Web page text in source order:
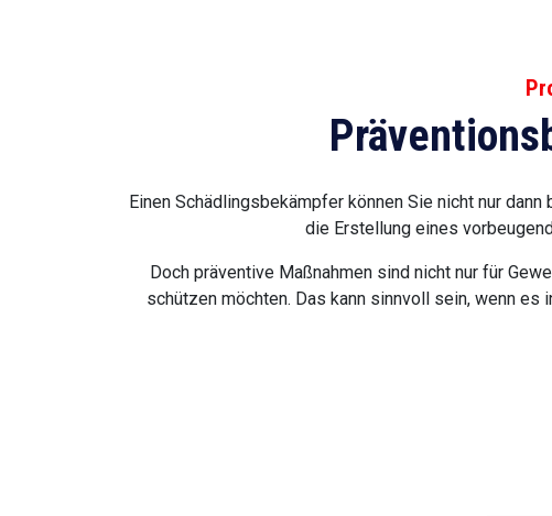
Einen Schädlingsbekämpfer können Sie nicht nur
die Erstellung eines
Doch präventive Maßnahmen sind nicht nur für
schützen möchten. Das kann sinnvoll sein, wenn es